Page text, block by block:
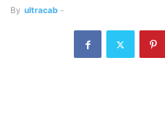
By ultracab -